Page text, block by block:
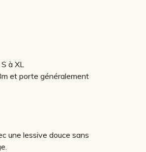
à XL
et porte généralement
une lessive douce sans